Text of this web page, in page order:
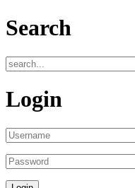
Search
Login